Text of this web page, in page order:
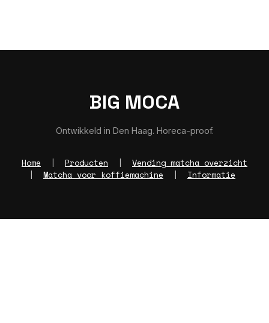
BIG MOCA
Ontwikkeld in Den Haag. Horeca-proof.
Home Producten
Vending matcha overzicht
Matcha voor koffiemachine Informatie